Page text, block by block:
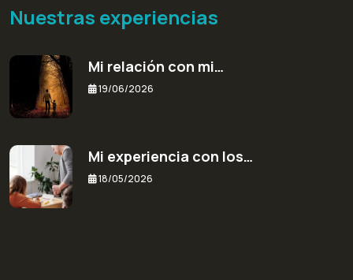
Nuestras experiencias
Mi relación con mi…
19/06/2026
Mi experiencia con los…
18/05/2026